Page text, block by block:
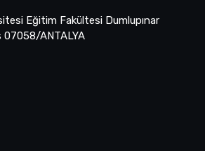
Eğitim Fakültesi Dumlupınar
07058/ANTALYA